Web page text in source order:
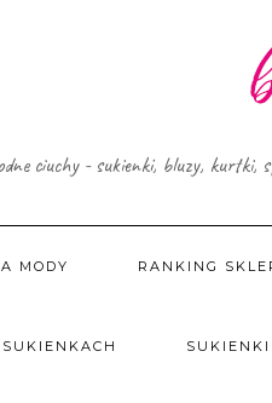
ciuchy - sukienki, bluzy, kurtki,
MODY RANKING